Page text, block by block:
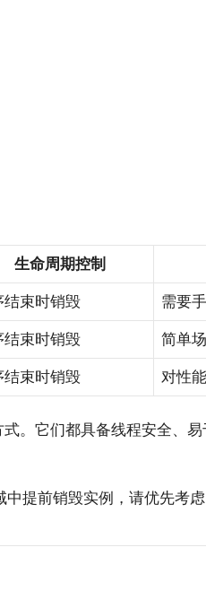
生命周期控制
结束时销毁 需要
结束时销毁 简单
结束时销毁 对性
式。它们都具备线程安全、
提前销毁实例，请优先考虑